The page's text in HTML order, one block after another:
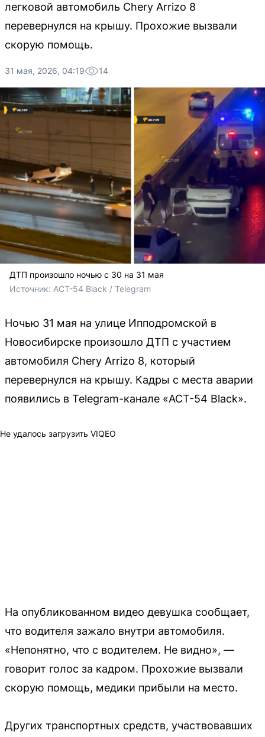
легковой автомобиль Chery Arrizo 8
перевернулся на крышу. Прохожие вызвали
скорую помощь.
31 мая, 2026, 04:19 14
ДТП произошло ночью с 30 на 31 мая
Источник: ACT-54 Black / Telegram
Ночью 31 мая на улице Ипподромской в
Новосибирске произошло ДТП с участием
автомобиля Chery Arrizo 8, который
перевернулся на крышу. Кадры с места аварии
появились в Telegram-канале «ACT-54 Black».
Не удалось загрузить VIQEO
На опубликованном видео девушка сообщает,
что водителя зажало внутри автомобиля.
«Непонятно, что с водителем. Не видно», —
говорит голос за кадром. Прохожие вызвали
скорую помощь, медики прибыли на место.
Других транспортных средств, участвовавших